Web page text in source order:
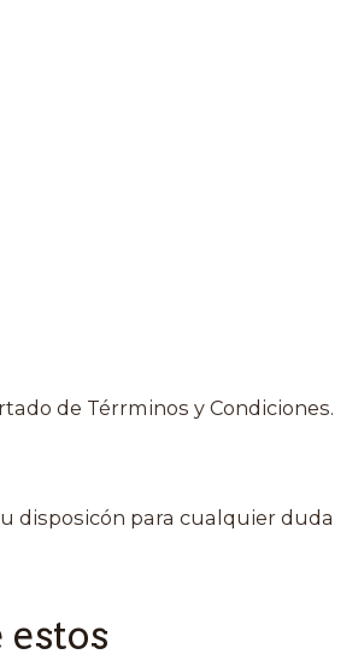
de Térrminos y Condiciones.
disposicón para cualquier duda